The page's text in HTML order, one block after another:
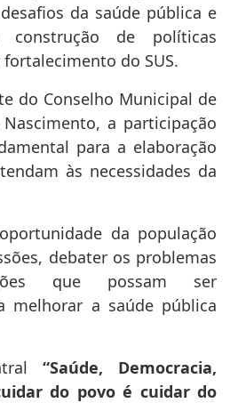
da saúde pública e
de políticas
do SUS.
do Conselho Municipal de
a participação
para a elaboração
às necessidades da
da população
debater os problemas
que possam ser
melhorar a saúde pública
“Saúde, Democracia,
do povo é cuidar do